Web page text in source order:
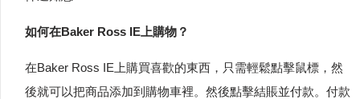
如何在Baker Ross IE上購物？
在Baker Ross IE上購買喜歡的東西，只需輕鬆點擊鼠標，然
後就可以把商品添加到購物車裡。然後點擊結賬並付款。付款